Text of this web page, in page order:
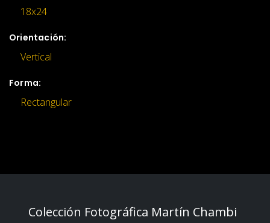
18x24
Orientación:
Vertical
Forma:
Rectangular
Colección Fotográfica Martín Chambi